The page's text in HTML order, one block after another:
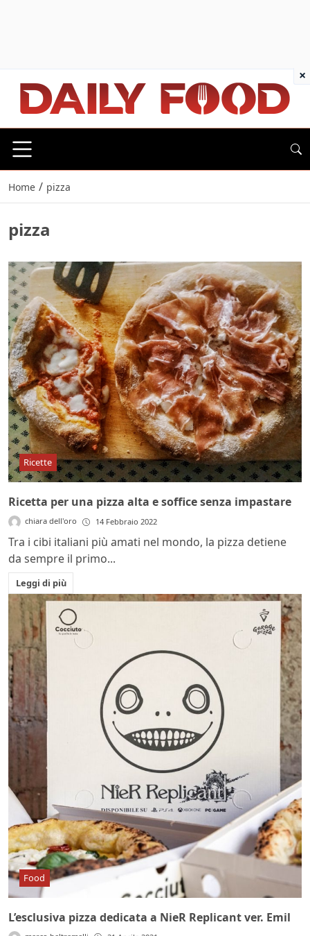
Home / pizza
pizza
Ricette
Ricetta per una pizza alta e soffice senza impastare
chiara dell'oro 14 Febbraio 2022
Tra i cibi italiani più amati nel mondo, la pizza detiene
da sempre il primo...
Leggi di più
Food
L’esclusiva pizza dedicata a NieR Replicant ver. Emil
×